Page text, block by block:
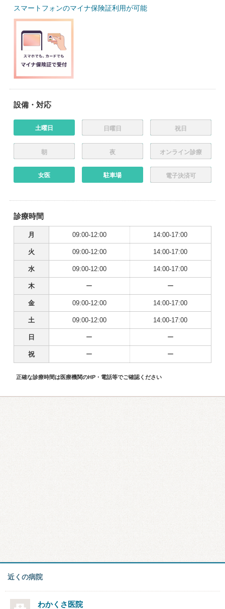
スマートフォンのマイナ保険証利用が可能
設備・対応
土曜日 日曜日 祝日
朝 夜 オンライン診療
女医 駐車場 電子決済可
診療時間
月 09:00-12:00 14:00-17:00
火 09:00-12:00 14:00-17:00
水 09:00-12:00 14:00-17:00
木 ー ー
金 09:00-12:00 14:00-17:00
土 09:00-12:00 14:00-17:00
日 ー ー
祝 ー ー
正確な診療時間は医療機関のHP・電話等でご確認ください
近くの病院
わかくさ医院